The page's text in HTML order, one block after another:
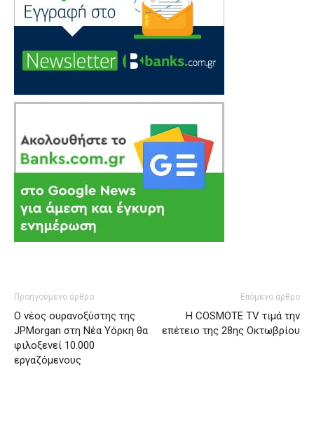
Προηγούμενο άρθρο
Ο νέος ουρανοξύστης της
JPMorgan στη Νέα Υόρκη θα
φιλοξενεί 10.000
εργαζόμενους
Επόμενο άρθρο
Η COSMOTE TV τιμά την
επέτειο της 28ης Οκτωβρίου